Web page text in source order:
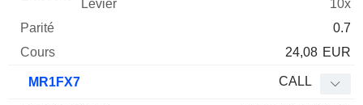
10x
0.7
24,08 EUR
MR1FX7 CALL